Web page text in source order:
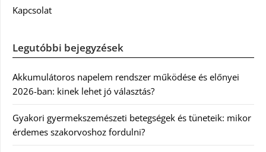
Kapcsolat
Legutóbbi bejegyzések
Akkumulátoros napelem rendszer működése és előnyei
2026-ban: kinek lehet jó választás?
Gyakori gyermekszemészeti betegségek és tüneteik: mikor
érdemes szakorvoshoz fordulni?